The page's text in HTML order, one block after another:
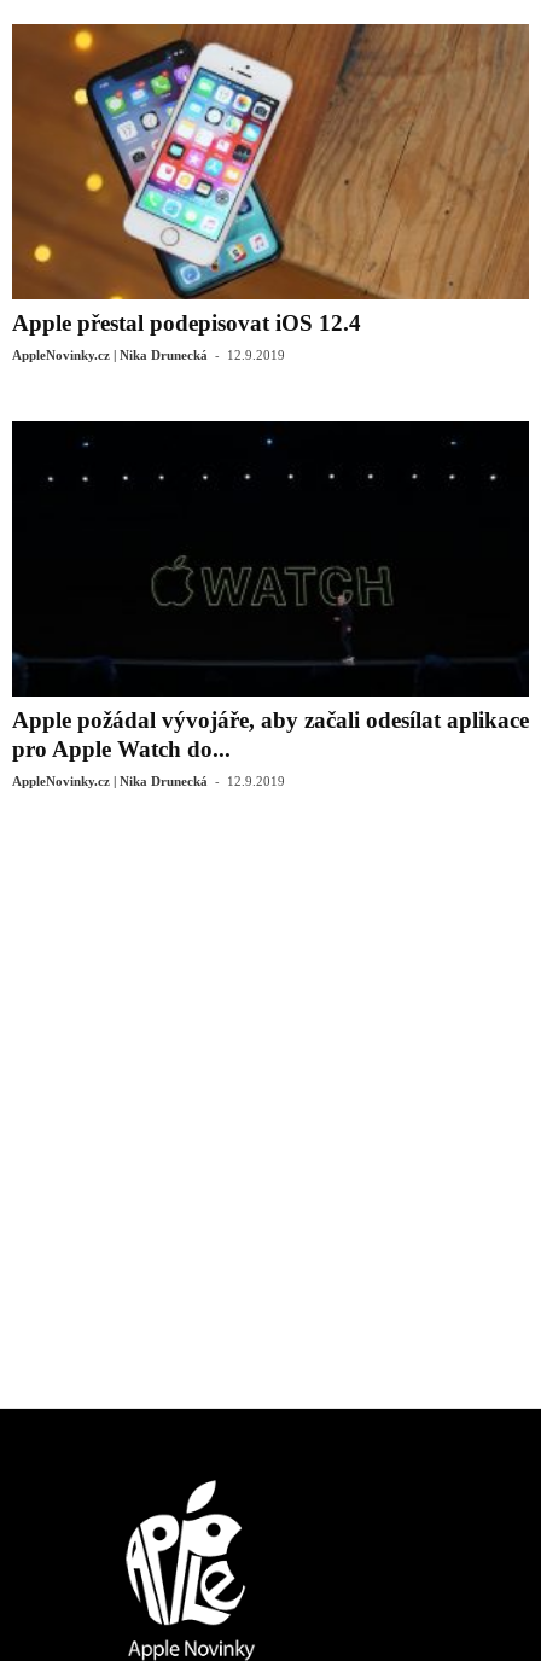
Apple přestal podepisovat iOS 12.4
AppleNovinky.cz | Nika Drunecká - 12.9.2019
Apple požádal vývojáře, aby začali odesílat aplikace
pro Apple Watch do...
AppleNovinky.cz | Nika Drunecká - 12.9.2019